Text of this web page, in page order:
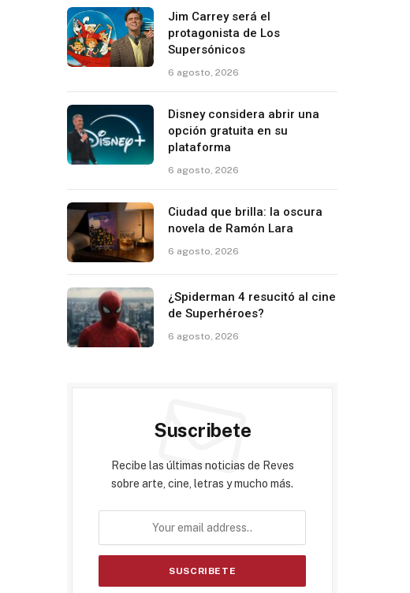
Jim Carrey será el
protagonista de Los
Supersónicos
6 agosto, 2026
Disney considera abrir una
opción gratuita en su
plataforma
6 agosto, 2026
Ciudad que brilla: la oscura
novela de Ramón Lara
6 agosto, 2026
¿Spiderman 4 resucitó al cine
de Superhéroes?
6 agosto, 2026
Suscribete
Recibe las últimas noticias de Reves
sobre arte, cine, letras y mucho más.